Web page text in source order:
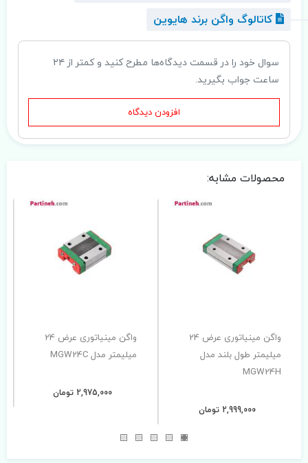
کاتالوگ واگن برند هایوین
سوال خود را در قسمت دیدگاه‌ها مطرح کنید و کمتر از ۲۴
ساعت جواب بگیرید.
افزودن دیدگاه
محصولات مشابه:
واگن مینیاتوری عرض 24
میلیمتر طول بلند مدل
MGW24H
2,999,000 تومان
واگن مینیاتوری عرض 24
میلیمتر مدل MGW24C
2,975,000 تومان